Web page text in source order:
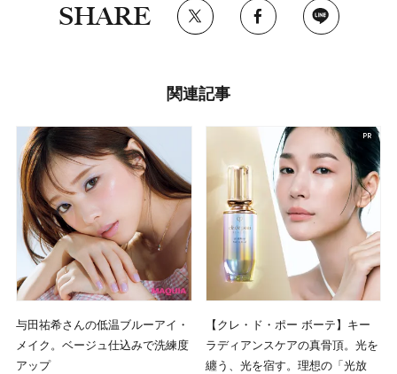
SHARE
関連記事
与田祐希さんの低温ブルーアイ・
メイク。ベージュ仕込みで洗練度
アップ
【クレ・ド・ポー ボーテ】キー
ラディアンスケアの真骨頂。光を
纏う、光を宿す。理想の「光放